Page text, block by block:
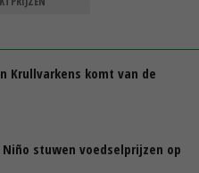
Krullvarkens komt van de
Niño stuwen voedselprijzen op